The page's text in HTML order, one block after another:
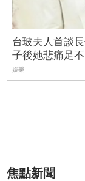
台玻夫人首談
子後她悲痛足
娛樂
焦點新聞